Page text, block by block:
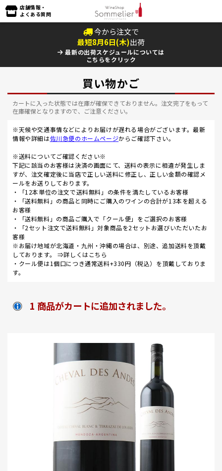
店舗情報・
よくある質問
今から注文で
最短8月6日(木)出荷
最新の出荷スケジュールについては
こちらをクリック
買い物かご
カートに入った状態では在庫が確保できておりません。注文完了をもって
在庫確保となりますので、ご注意ください。
※天候や交通事情などによりお届けが遅れる場合がございます。最新
情報や詳細は佐川急便のホームページからご確認下さい。
※送料についてご確認ください※
下記に該当のお客様は決済の画面にて、送料の表示に相違が発生しま
すが、注文確定後に当店で正しい送料に修正し、正しい金額の確認メ
ールをお送りしております。
・「12本単位の注文で送料無料」の条件を満たしているお客様
・「送料無料」の商品と同時にご購入のワインの合計が13本を超える
お客様
・「送料無料」の商品ご購入で「クール便」をご選択のお客様
・「2セット注文で送料無料」対象商品を2セットお選びいただいたお
客様
※お届け地域が北海道・九州・沖縄の場合は、別途、追加送料を頂戴
しております。 ⇒詳しくはこちら
・クール便は1個口につき通常送料+330円（税込）を頂戴しておりま
す。
1 商品がカートに追加されました。